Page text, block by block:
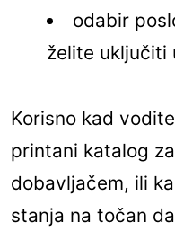
odabir
želite uključiti
Korisno kad
printani katalog
dobavljačem, ili
stanja na točan